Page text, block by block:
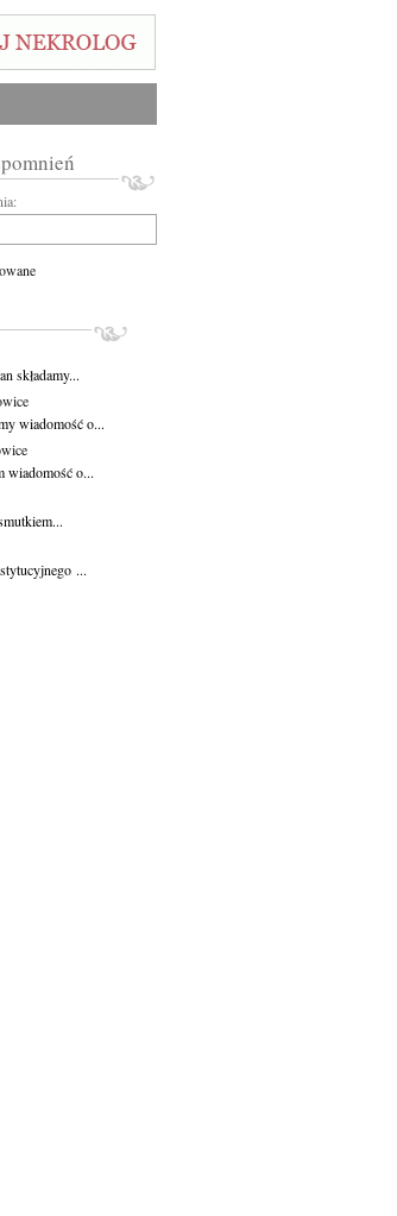
składamy...
wiadomość o...
wiadomość o...
...